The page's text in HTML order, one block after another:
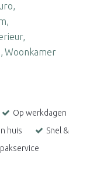
Woonkamer
Op werkdagen
huis
Snel &